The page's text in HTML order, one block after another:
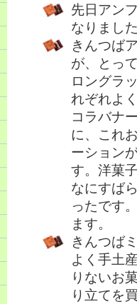
先日アン
なりまし
きんつば
が、とっ
ロングラ
れぞれよ
コラバナ
に、これ
ーション
す。洋菓
なにすば
ったです
ます。
きんつば
よく手土
りないお
り立てを